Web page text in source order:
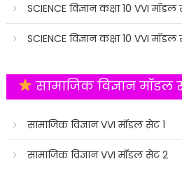
SCIENCE विज्ञान कक्षा 10 VVI
SCIENCE विज्ञान कक्षा 10 VVI
सामाजिक विज्ञान मॉडल
सामाजिक विज्ञान VVI मॉडल सेट 1
सामाजिक विज्ञान VVI मॉडल सेट 2